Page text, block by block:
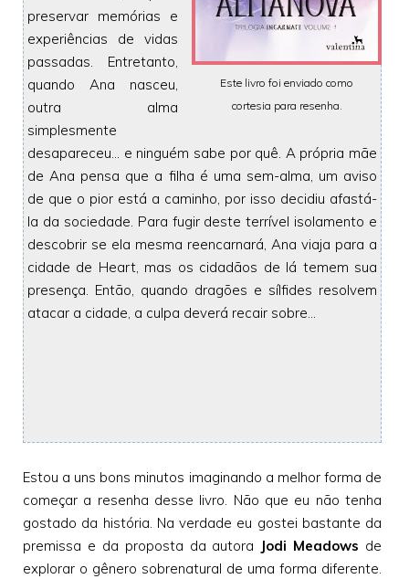
Este livro foi enviado como
cortesia para resenha.
preservar memórias e
experiências de vidas
passadas. Entretanto,
quando Ana nasceu,
outra alma
simplesmente
desapareceu... e ninguém sabe por quê. A própria mãe
de Ana pensa que a filha é uma sem-alma, um aviso
de que o pior está a caminho, por isso decidiu afastá-
la da sociedade. Para fugir deste terrível isolamento e
descobrir se ela mesma reencarnará, Ana viaja para a
cidade de Heart, mas os cidadãos de lá temem sua
presença. Então, quando dragões e sílfides resolvem
atacar a cidade, a culpa deverá recair sobre...
Estou a uns bons minutos imaginando a melhor forma de
começar a resenha desse livro. Não que eu não tenha
gostado da história. Na verdade eu gostei bastante da
premissa e da proposta da autora Jodi Meadows de
explorar o gênero sobrenatural de uma forma diferente.